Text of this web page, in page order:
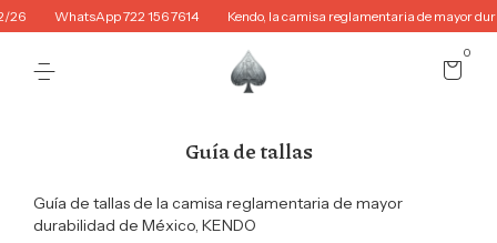
26 WhatsApp 722 156 7614 Kendo, la camisa reglamentaria de mayor
0
Guía de tallas
Guía de tallas de la camisa reglamentaria de mayor
durabilidad de México, KENDO